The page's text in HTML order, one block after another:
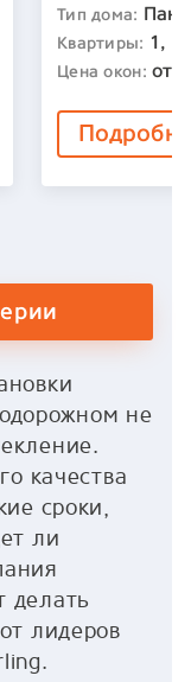
Тип дома:
Квартиры: 1,
Цена окон:от
не
качества
сроки,
ли
делать
лидеров